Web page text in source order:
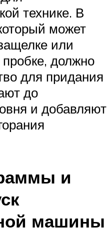
технике. В
может
или
должно
для придания
до
и добавляют
и
машины